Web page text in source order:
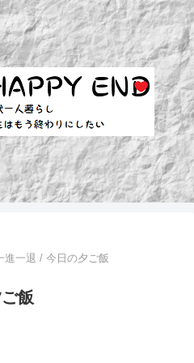
進一退 / 今日の夕ご飯
飯